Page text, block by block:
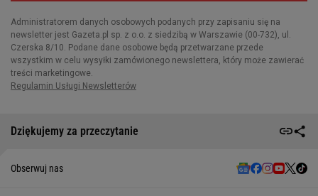
Dziękujemy za przeczytanie
Obserwuj nas